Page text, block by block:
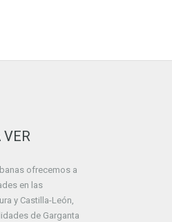
ofrecemos a
en las
y Castilla-León,
de Garganta